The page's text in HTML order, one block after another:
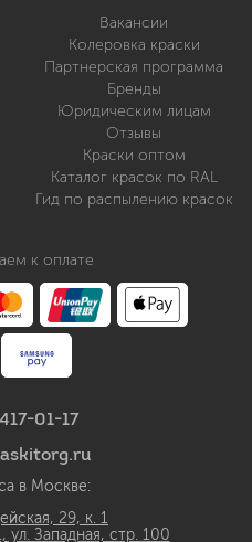
Вакансии
Колеровка краски
Партнерская программа
Бренды
Юридическим лицам
Отзывы
Краски оптом
Каталог красок по RAL
Гид по распылению красок
к оплате
01-17
в Москве:
29, к. 1
Западная, стр. 100